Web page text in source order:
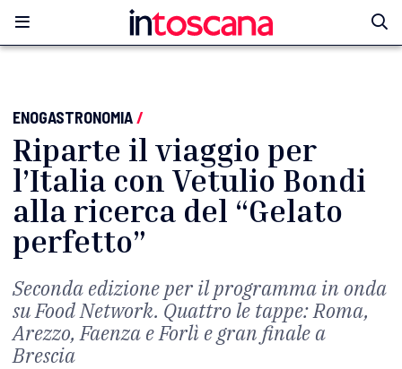
ENOGASTRONOMIA/
Riparte il viaggio per
l’Italia con Vetulio Bondi
alla ricerca del “Gelato
perfetto”
Seconda edizione per il programma in onda
su Food Network. Quattro le tappe: Roma,
Arezzo, Faenza e Forlì e gran finale a
Brescia